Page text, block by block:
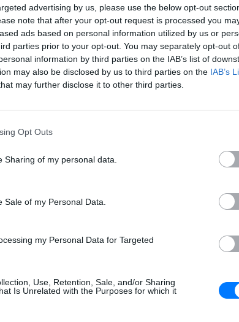
advertising by us, please use the below opt-out
note that after your opt-out request is processed you
ads based on personal information utilized by us or
parties prior to your opt-out. You may separately opt-out
information by third parties on the IAB’s list of
may also be disclosed by us to third parties on the IAB’s
may further disclose it to other third parties.
Opt Outs
Sharing of my personal data.
of my Personal Data.
my Personal Data for Targeted
Use, Retention, Sale, and/or Sharing
Is Unrelated with the Purposes for which it
22
για το
ελληνικού
Καιρός:
της Εθνικής Γαλλίας, Βενσάν
λογαριασμό στο Facebook ότι
να παραδεχθεί ότι
του 1998 και σχολίασε
στη διάρκεια της
διοργανωτές ήταν ελάχιστοι.
λίγο, ούτε πολύ, είπε ότι το
το έγραψε ο ίδιος,